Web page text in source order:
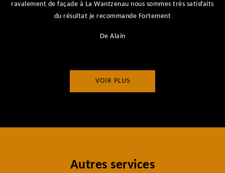
ravalement de façade à La Wantzenau nous sommes très satisfaits
du résultat je recommande Fortement
De Alain
VOIR PLUS
Autres services